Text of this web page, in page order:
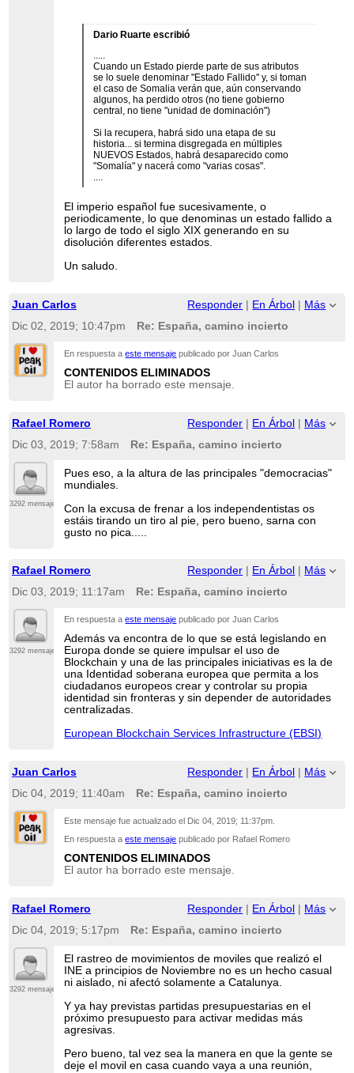
Dario Ruarte escribió
.....
Cuando un Estado pierde parte de sus atributos
se lo suele denominar "Estado Fallido" y, si toman
el caso de Somalia verán que, aún conservando
algunos, ha perdido otros (no tiene gobierno
central, no tiene "unidad de dominación")
Si la recupera, habrá sido una etapa de su
historia... si termina disgregada en múltiples
NUEVOS Estados, habrá desaparecido como
"Somalía" y nacerá como "varias cosas".
....
El imperio español fue sucesivamente, o
periodicamente, lo que denominas un estado fallido a
lo largo de todo el siglo XIX generando en su
disolución diferentes estados.
Un saludo.
Juan Carlos Responder En Árbol
Más
Dic 02, 2019; 10:47pm
Re: España, camino incierto
En respuesta aeste mensaje publicado por Juan Carlos
CONTENIDOS ELIMINADOS
El autor ha borrado este mensaje.
Rafael Romero Responder | En Árbol | Más
Dic 03, 2019; 7:58am
Re: España, camino incierto
3292 mensajes
Pues eso, a la altura de las principales "democracias"
mundiales.
Con la excusa de frenar a los independentistas os
estáis tirando un tiro al pie, pero bueno, sarna con
gusto no pica.....
Rafael Romero Responder En Árbol
Más
Dic 03, 2019; 11:17am
Re: España, camino incierto
3292 mensajes
En respuesta aeste mensaje publicado por Juan Carlos
Además va encontra de lo que se está legislando en
Europa donde se quiere impulsar el uso de
Blockchain y una de las principales iniciativas es la de
una Identidad soberana europea que permita a los
ciudadanos europeos crear y controlar su propia
identidad sin fronteras y sin depender de autoridades
centralizadas.
European Blockchain Services Infrastructure (EBSI)
Juan Carlos Responder En Árbol
Más
Dic 04, 2019; 11:40am
Re: España, camino incierto
Este mensaje fue actualizado el Dic 04, 2019; 11:37pm
En respuesta aeste mensaje publicado por Rafael Romero
CONTENIDOS ELIMINADOS
El autor ha borrado este mensaje.
Rafael Romero Responder | En Árbol | Más
Dic 04, 2019; 5:17pm
Re: España, camino incierto
3292 mensajes
El rastreo de movimientos de moviles que realizó el
INE a principios de Noviembre no es un hecho casual
ni aislado, ni afectó solamente a Catalunya.
Y ya hay previstas partidas presupuestarias en el
próximo presupuesto para activar medidas más
agresivas.
Pero bueno, tal vez sea la manera en que la gente se
deje el movil en casa cuando vaya a una reunión,